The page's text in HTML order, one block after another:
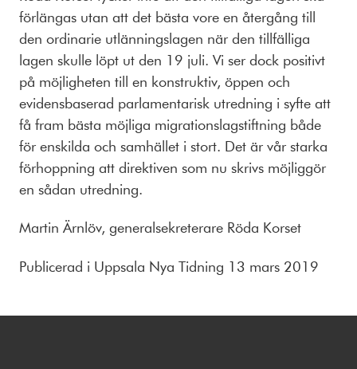
förlängas utan att det bästa vore en återgång till
den ordinarie utlänningslagen när den tillfälliga
lagen skulle löpt ut den 19 juli. Vi ser dock positivt
på möjligheten till en konstruktiv, öppen och
evidensbaserad parlamentarisk utredning i syfte att
få fram bästa möjliga migrationslagstiftning både
för enskilda och samhället i stort. Det är vår starka
förhoppning att direktiven som nu skrivs möjliggör
en sådan utredning.
Martin Ärnlöv, generalsekreterare Röda Korset
Publicerad i Uppsala Nya Tidning 13 mars 2019